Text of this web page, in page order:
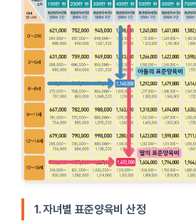
1. 자녀별 표준양육비 산정